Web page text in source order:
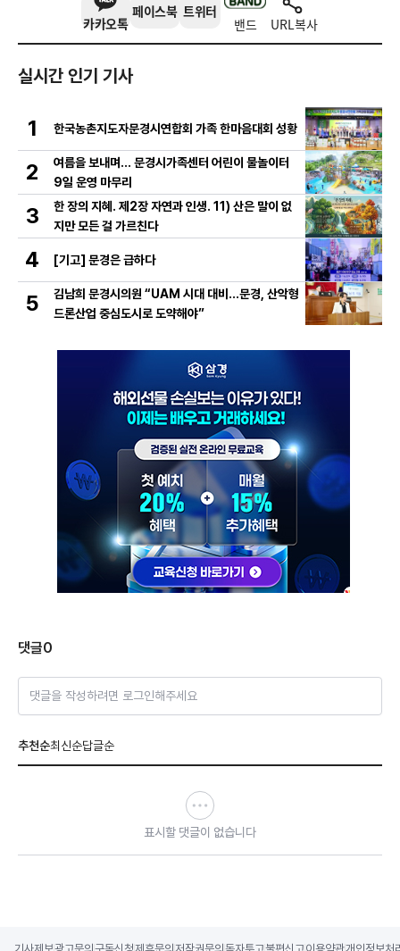
카카오톡
페이스북 트위터
밴드 URL복사
실시간 인기 기사
1 한국농촌지도자문경시연합회 가족 한마음대회 성황
2
여름을 보내며… 문경시가족센터 어린이 물놀이터
9일 운영 마무리
3
한 장의 지혜. 제2장 자연과 인생. 11) 산은 말이 없
지만 모든 걸 가르친다
4 [기고] 문경은 급하다
5
김남희 문경시의원 “UAM 시대 대비…문경, 산악형
드론산업 중심도시로 도약해야”
댓글0
댓글을 작성하려면 로그인해주세요
추천순최신순답글순
표시할 댓글이 없습니다